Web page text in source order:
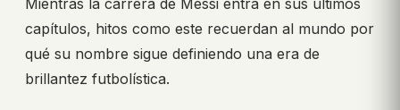
Mientras la carrera de Messi entra en sus últimos
capítulos, hitos como este recuerdan al mundo por
qué su nombre sigue definiendo una era de
brillantez futbolística.